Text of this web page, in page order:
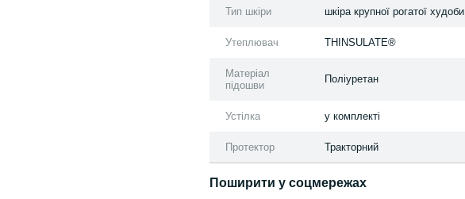
Тип шкіри шкіра крупної рогатої худоби
Утеплювач THINSULATE®
Матеріал
підошви
Поліуретан
Устілка у комплекті
Протектор Тракторний
Поширити у соцмережах